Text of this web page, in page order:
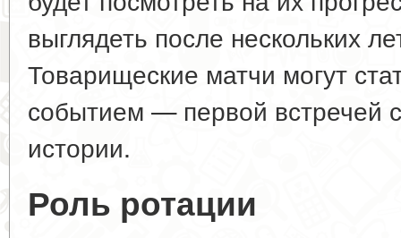
выглядеть после нескольких
Товарищеские матчи могут
событием — первой встречей
истории.
Роль ротации